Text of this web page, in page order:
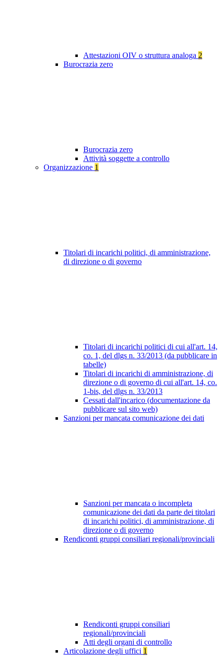
Attestazioni OIV o struttura analoga 2
Burocrazia zero
Burocrazia zero
Attività soggette a controllo
Organizzazione 1
Titolari di incarichi politici, di amministrazione,
di direzione o di governo
Titolari di incarichi politici di cui all'art. 14,
co. 1, del dlgs n. 33/2013 (da pubblicare in
tabelle)
Titolari di incarichi di amministrazione, di
direzione o di governo di cui all'art. 14, co.
1-bis, del dlgs n. 33/2013
Cessati dall'incarico (documentazione da
pubblicare sul sito web)
Sanzioni per mancata comunicazione dei dati
Sanzioni per mancata o incompleta
comunicazione dei dati da parte dei titolari
di incarichi politici, di amministrazione, di
direzione o di governo
Rendiconti gruppi consiliari regionali/provinciali
Rendiconti gruppi consiliari
regionali/provinciali
Atti degli organi di controllo
Articolazione degli uffici 1